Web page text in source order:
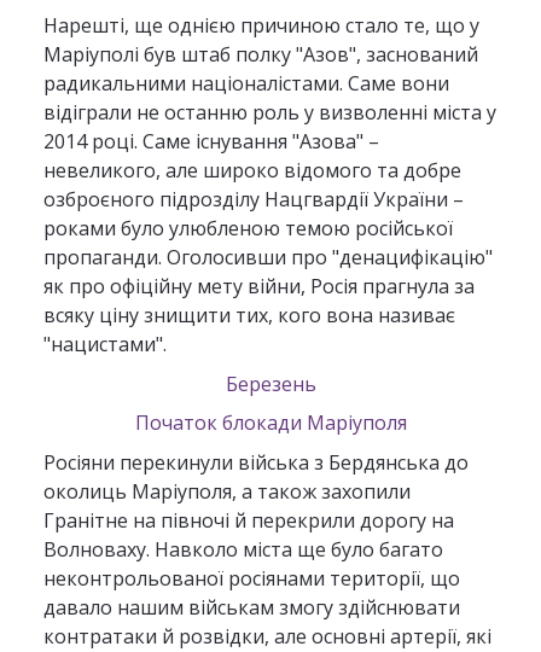
Нарешті, ще однією причиною стало те, що у
Маріуполі був штаб полку "Азов", заснований
радикальними націоналістами. Саме вони
відіграли не останню роль у визволенні міста у
2014 році. Саме існування "Азова" –
невеликого, але широко відомого та добре
озброєного підрозділу Нацгвардії України –
роками було улюбленою темою російської
пропаганди. Оголосивши про "денацифікацію"
як про офіційну мету війни, Росія прагнула за
всяку ціну знищити тих, кого вона називає
"нацистами".
Березень
Початок блокади Маріуполя
Росіяни перекинули війська з Бердянська до
околиць Маріуполя, а також захопили
Гранітне на півночі й перекрили дорогу на
Волноваху. Навколо міста ще було багато
неконтрольованої росіянами території, що
давало нашим військам змогу здійснювати
контратаки й розвідки, але основні артерії, які